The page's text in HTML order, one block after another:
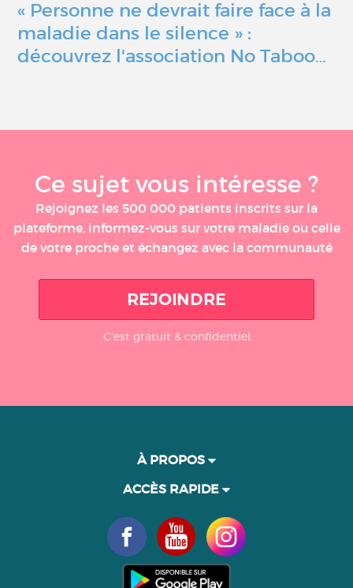
« Personne ne devrait faire face à la
maladie dans le silence » :
découvrez l'association No Taboo…
Ce sujet vous intéresse ?
Rejoignez les 500 000 patients inscrits sur la
plateforme, informez-vous sur votre maladie ou celle
de votre proche et échangez avec la communauté
REJOINDRE
C'est gratuit & confidentiel
À PROPOS
ACCÈS RAPIDE